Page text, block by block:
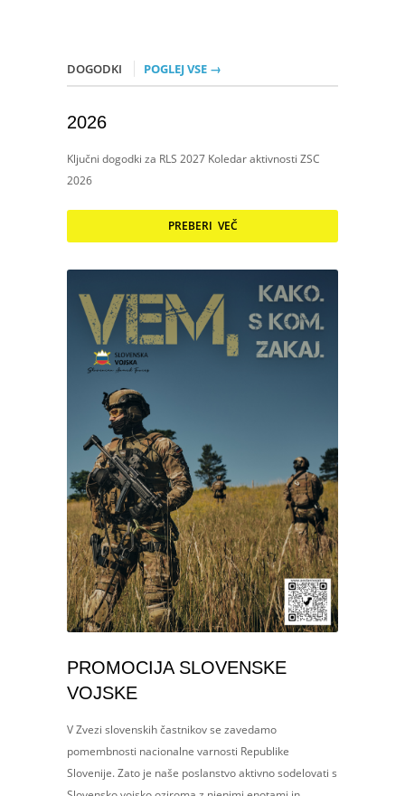
DOGODKI POGLEJ VSE →
2026
Ključni dogodki za RLS 2027 Koledar aktivnosti ZSC
2026
PREBERI VEČ
PROMOCIJA SLOVENSKE
VOJSKE
V Zvezi slovenskih častnikov se zavedamo
pomembnosti nacionalne varnosti Republike
Slovenije. Zato je naše poslanstvo aktivno sodelovati s